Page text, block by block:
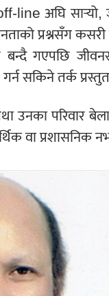
अघि सार्‍यो,
प्रश्नसँग
गएपछि
सकिने तर्क प्रस्तुत
परिवार
वा प्रशासनिक